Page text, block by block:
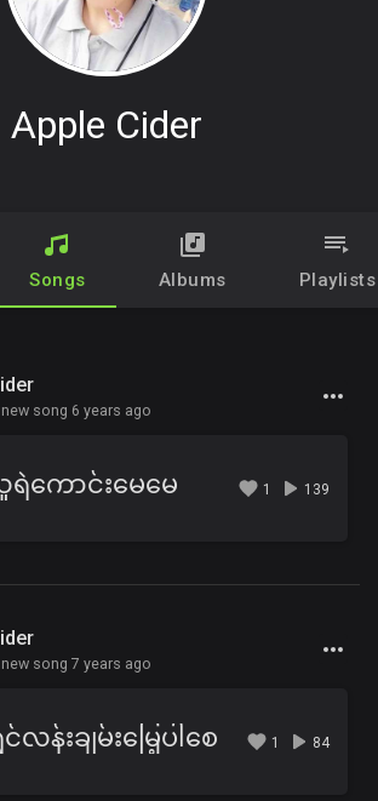
Apple Cider
Songs Albums Playlists
song 6 years ago
ကောင်းမေမေ 1 139
song 7 years ago
လန်းချမ်းမြေ့ပါစေ 1 84